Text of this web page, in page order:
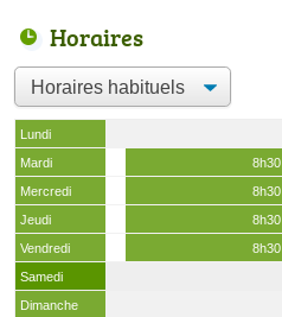
Horaires
Lundi
Mardi
Mercredi
Jeudi
Vendredi
Samedi
Dimanche